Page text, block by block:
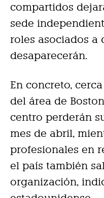
compartidos
sede
roles asociados a
desaparecerán.
En concreto,
del área de
centro perderán
mes de abril,
profesionales en
el país también
organización,